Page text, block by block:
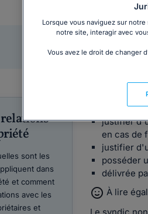
sont les
dans
et comment
avec les
et
Qu'est-
Le syndic
conditions
justifier
en cas de
justifier
posséder
délivrée
À lire
Lorsque vous naviguez sur
notre site, interagir avec
Vous avez le droit de changer